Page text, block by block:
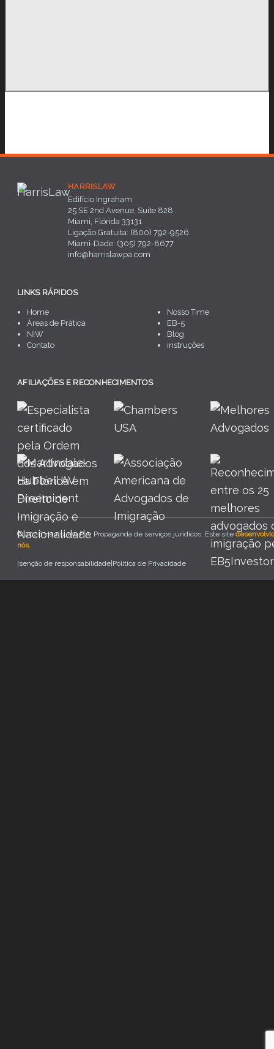
HARRISLAW
Edifício Ingraham
25 SE 2nd Avenue, Suíte 828
Miami, Flórida 33131
Ligação Gratuita: (800) 792-9526
Miami-Dade: (305) 792-8677
info@harrislawpa.com
LINKS RÁPIDOS
Home
Nosso Time
Áreas de Prática
EB-5
NIW
Blog
Contato
instruções
AFILIAÇÕES E RECONHECIMENTOS
© 2026 HarrisLaw P.A. Propaganda de serviços jurídicos. Este site
nós.
Isenção de responsabilidade|Política de Privacidade